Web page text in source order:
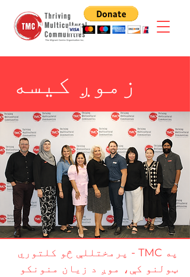
زموږ کیسه
په TMC - پرمختللې څو کلتوري
ټولنو کې، موږ د زیان منونکو